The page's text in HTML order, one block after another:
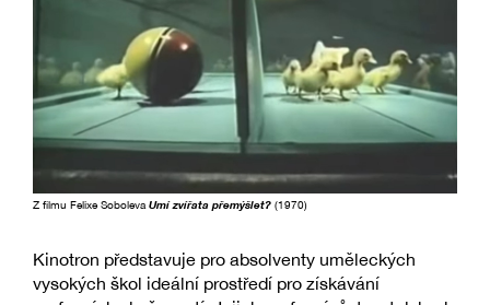
Z filmu Felixe SobolevaUmí zvířata přemýšlet? (1970)
Kinotron představuje pro absolventy uměleckých
vysokých škol ideální prostředí pro získávání